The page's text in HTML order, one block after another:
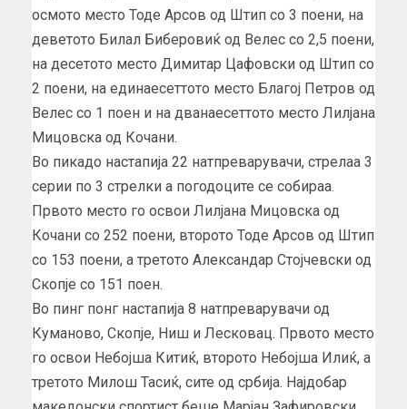
осмото место Тоде Арсов од Штип со 3 поени, на
деветото Билал Биберовиќ од Велес со 2,5 поени,
на десетото место Димитар Цафовски од Штип со
2 поени, на единаесеттото место Благој Петров од
Велес со 1 поен и на дванаесеттото место Лилјана
Мицовска од Кочани.
Во пикадо настапија 22 натпреварувачи, стрелаа 3
серии по 3 стрелки а погодоците се собираа.
Првото место го освои Лилјана Мицовска од
Кочани со 252 поени, второто Тоде Арсов од Штип
со 153 поени, а третото Александар Стојчевски од
Скопје со 151 поен.
Во пинг понг настапија 8 натпреварувачи од
Куманово, Скопје, Ниш и Лесковац. Првото место
го освои Небојша Китиќ, второто Небојша Илиќ, а
третото Милош Тасиќ, сите од србија. Најдобар